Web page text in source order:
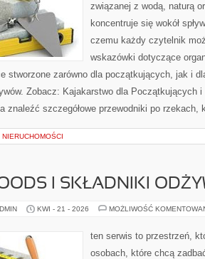
związanej z wodą, naturą
koncentruje się wokół
czemu każdy czytelnik
wskazówki dotyczące
stworzone zarówno dla początkujących, jak i
Zobacz: Kajakarstwo dla Początkujących
znaleźć szczegółowe przewodniki po
NIERUCHOMOŚCI
I SKŁADNIKI
KWI - 21 - 2026 MOŻLIWOŚĆ
ten serwis to przestrzeń,
osobach, które chcą